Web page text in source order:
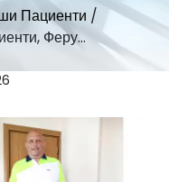
Пациенти
Феру...